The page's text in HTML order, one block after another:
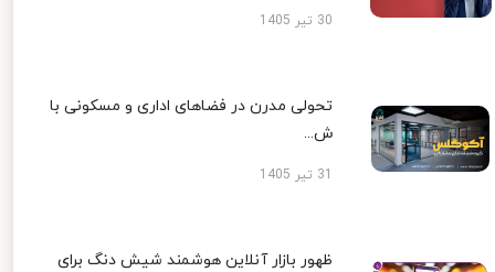
30 تیر 1405
تحولی مدرن در فضاهای اداری و مسکونی با
ش...
ظهور بازار آنلاین هوشمند شیش دنگ برای